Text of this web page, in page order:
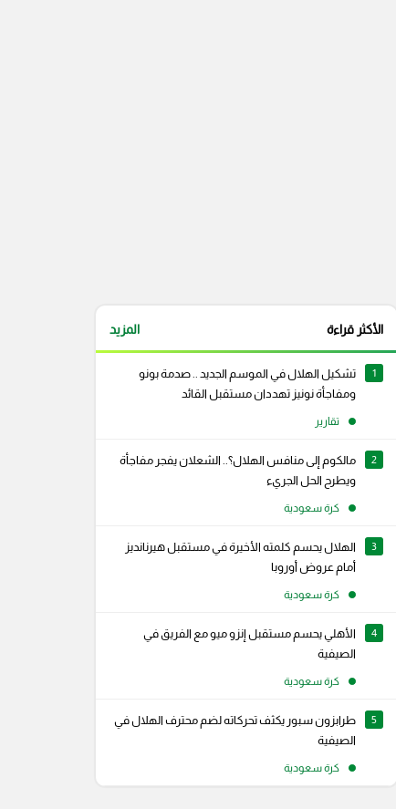
سناب شات
الأكثر قراءة المزيد
1
تشكيل الهلال في الموسم الجديد .. صدمة بونو
ومفاجأة نونيز تهددان مستقبل القائد
تقارير
2
مالكوم إلى منافس الهلال؟.. الشعلان يفجر مفاجأة
ويطرح الحل الجريء
كرة سعودية
3
الهلال يحسم كلمته الأخيرة في مستقبل هيرنانديز
أمام عروض أوروبا
كرة سعودية
4
الأهلي يحسم مستقبل إنزو ميو مع الفريق في
الصيفية
كرة سعودية
5
طرابزون سبور يكثف تحركاته لضم محترف الهلال في
الصيفية
كرة سعودية